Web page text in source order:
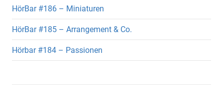
HörBar #186 – Miniaturen
HörBar #185 – Arrangement & Co.
Hörbar #184 – Passionen